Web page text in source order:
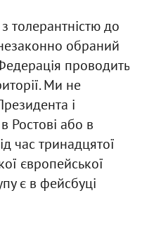
толерантністю до
обраний
проводить
Ми не
і
Ростові або в
час тринадцятої
європейської
є в фейсбуці